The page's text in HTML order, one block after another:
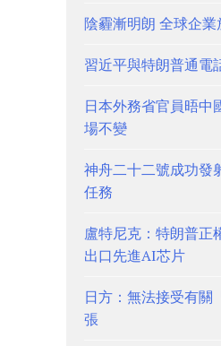
陰霾漸明朗 全球企
習近平與特朗普通電
日本外務省官員晤中
場不變
神舟二十二號成功發
任務
盧特尼克：特朗普正
出口先進AI芯片
日方：無法接受有關
張